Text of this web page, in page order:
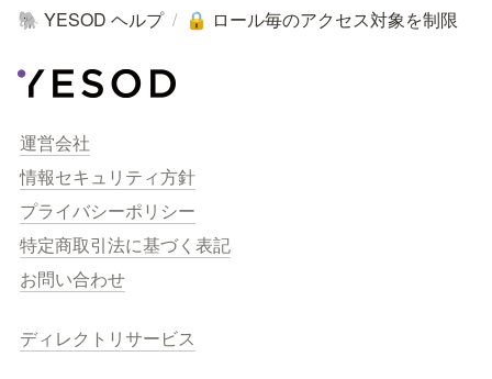
🐘 YESOD ヘルプ / 🔒 ロール毎のアクセス対象を制限
運営会社
情報セキュリティ方針
プライバシーポリシー
特定商取引法に基づく表記
お問い合わせ
ディレクトリサービス